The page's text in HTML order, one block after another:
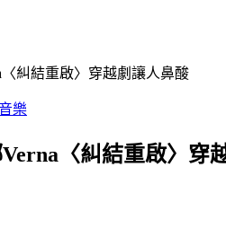
糾結重啟〉穿越劇讓人鼻酸
樂
〈糾結重啟〉穿